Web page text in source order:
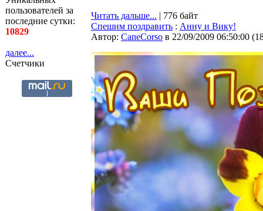
пользователей за
последние сутки:
10829
далее...
Счетчики
Читать дальше... | 776 байт
Спешим поздравить : Анну и Вику!
Автор: CaneCorso в 22/09/2009 06:50:00 (